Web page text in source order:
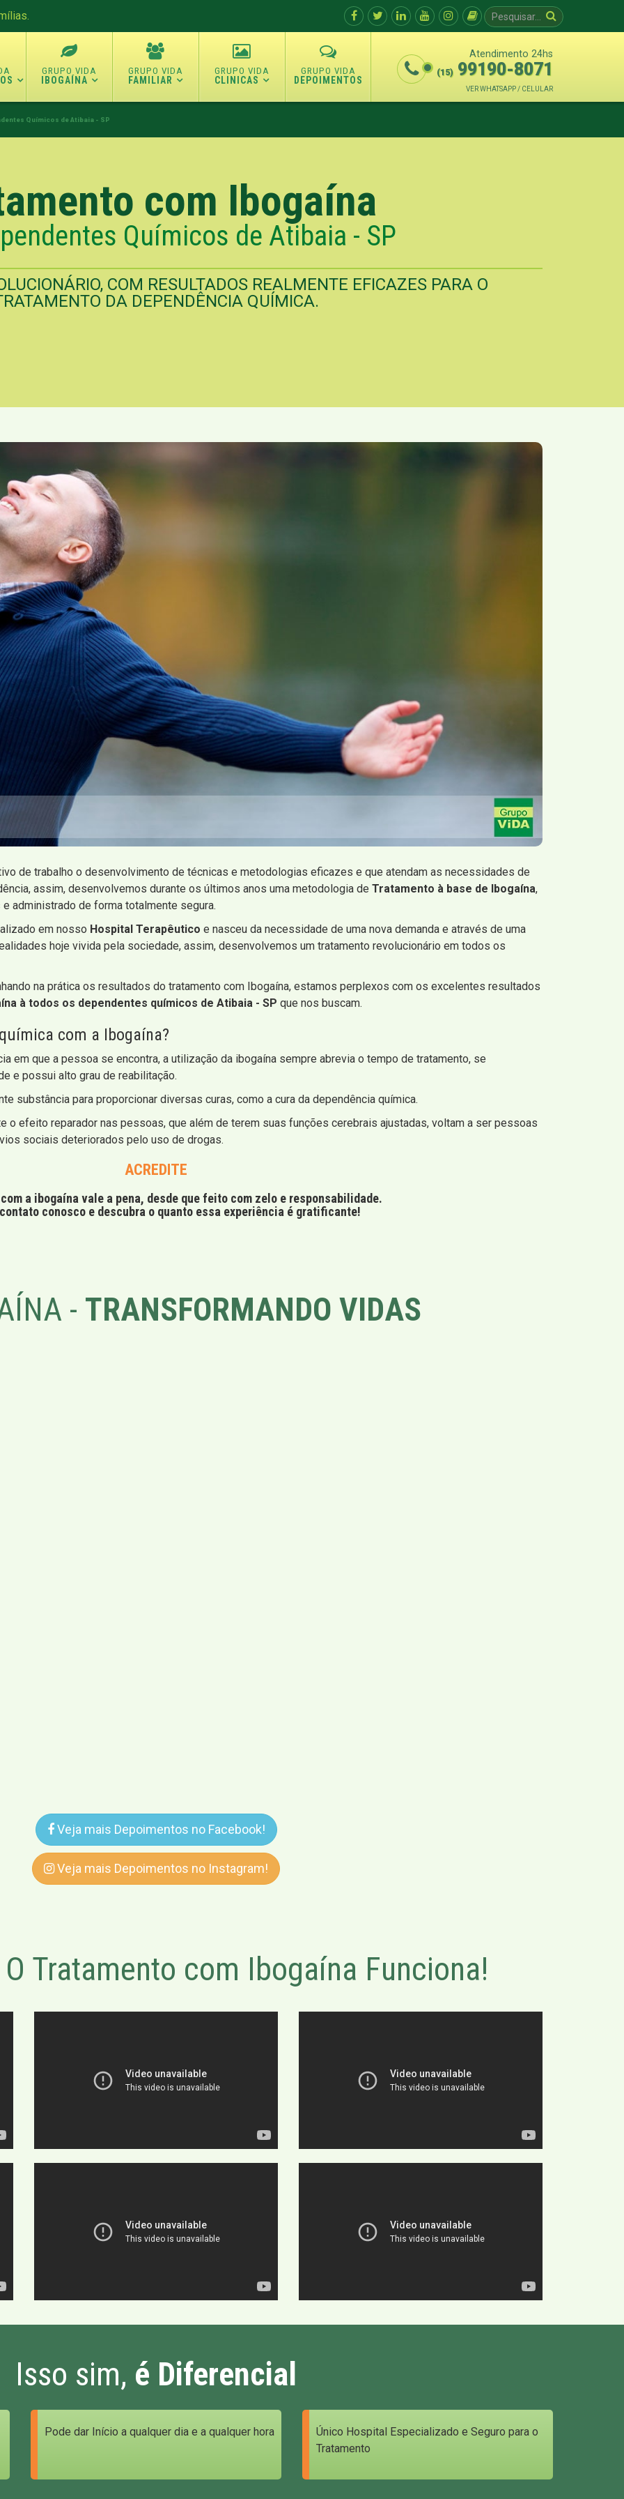
IBOGAÍNA FAMILIAR CLINICAS DEPOIMENTOS
Atendimento 24hs
(15) 99190-8071
VER WHATSAPP / CELULAR
Químicos de Atibaia - SP
com Ibogaína
Químicos de Atibaia - SP
COM RESULTADOS REALMENTE EFICAZES PARA O
DA DEPENDÊNCIA QUÍMICA.
de trabalho o desenvolvimento de técnicas e metodologias eficazes e que atendam as necessidades de
assim, desenvolvemos durante os últimos anos uma metodologia de Tratamento à base de Ibogaína,
administrado de forma totalmente segura.
em nosso Hospital Terapêutico e nasceu da necessidade de uma nova demanda e através de uma
hoje vivida pela sociedade, assim, desenvolvemos um tratamento revolucionário em todos os
na prática os resultados do tratamento com Ibogaína, estamos perplexos com os excelentes resultados
à todos os dependentes químicos de Atibaia - SP que nos buscam.
com a Ibogaína?
em que a pessoa se encontra, a utilização da ibogaína sempre abrevia o tempo de tratamento, se
e possui alto grau de reabilitação.
substância para proporcionar diversas curas, como a cura da dependência química.
o efeito reparador nas pessoas, que além de terem suas funções cerebrais ajustadas, voltam a ser pessoas
sociais deteriorados pelo uso de drogas.
ACREDITE
a ibogaína vale a pena, desde que feito com zelo e responsabilidade.
conosco e descubra o quanto essa experiência é gratificante!
- TRANSFORMANDO VIDAS
Veja mais Depoimentos no Facebook!
Veja mais Depoimentos no Instagram!
Tratamento com Ibogaína Funciona!
Isso sim, é Diferencial
Pode dar Início a qualquer dia e a qualquer hora
Único Hospital Especializado e Seguro para o
Tratamento